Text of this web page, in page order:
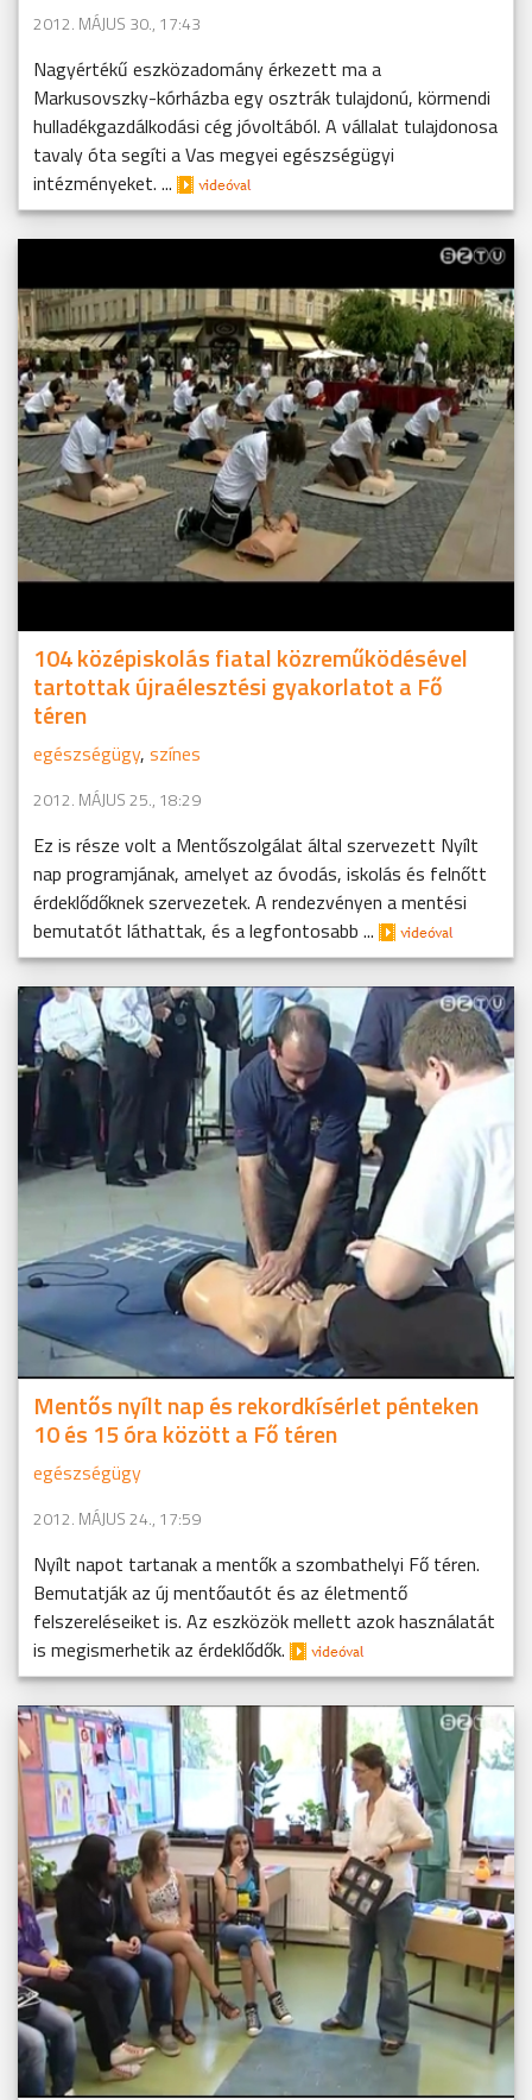
2012. MÁJUS 30., 17:43
Nagyértékű eszközadomány érkezett ma a
Markusovszky-kórházba egy osztrák tulajdonú, körmendi
hulladékgazdálkodási cég jóvoltából. A vállalat tulajdonosa
tavaly óta segíti a Vas megyei egészségügyi
intézményeket. ...
104 középiskolás fiatal közreműködésével
tartottak újraélesztési gyakorlatot a Fő
téren
egészségügy, színes
2012. MÁJUS 25., 18:29
Ez is része volt a Mentőszolgálat által szervezett Nyílt
nap programjának, amelyet az óvodás, iskolás és felnőtt
érdeklődőknek szervezetek. A rendezvényen a mentési
bemutatót láthattak, és a legfontosabb ...
Mentős nyílt nap és rekordkísérlet pénteken
10 és 15 óra között a Fő téren
egészségügy
2012. MÁJUS 24., 17:59
Nyílt napot tartanak a mentők a szombathelyi Fő téren.
Bemutatják az új mentőautót és az életmentő
felszereléseiket is. Az eszközök mellett azok használatát
is megismerhetik az érdeklődők.